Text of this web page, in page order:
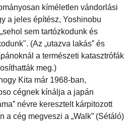
kíméletlen vándorlási
a jeles építész, Yoshinobu
sem tartózkodunk és
(Az „utazva lakás” és
a természeti katasztrófák
meg.)
Kita már 1968-ban,
cégnek kínálja a japán
névre keresztelt kárpitozott
a cég megveszi a „Walk” (Sétáló)